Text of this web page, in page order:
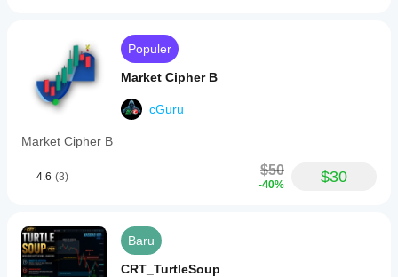
Populer
Market Cipher B
cGuru
Market Cipher B
4.6 (3) $50
-40% $30
Baru
CRT_TurtleSoup